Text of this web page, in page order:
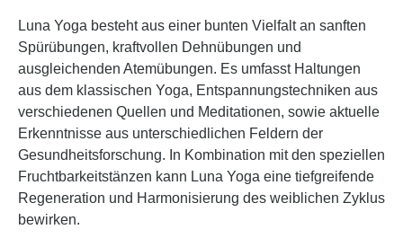
Luna Yoga besteht aus einer bunten Vielfalt an sanften
Spürübungen, kraftvollen Dehnübungen und
ausgleichenden Atemübungen. Es umfasst Haltungen
aus dem klassischen Yoga, Entspannungstechniken aus
verschiedenen Quellen und Meditationen, sowie aktuelle
Erkenntnisse aus unterschiedlichen Feldern der
Gesundheitsforschung. In Kombination mit den speziellen
Fruchtbarkeitstänzen kann Luna Yoga eine tiefgreifende
Regeneration und Harmonisierung des weiblichen Zyklus
bewirken.